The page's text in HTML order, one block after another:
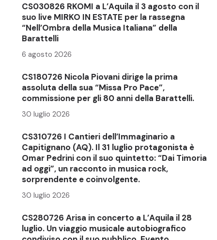
CS030826 RKOMI a L’Aquila il 3 agosto con il
suo live MIRKO IN ESTATE per la rassegna
“Nell’Ombra della Musica Italiana” della
Barattelli
6 agosto 2026
CS180726 Nicola Piovani dirige la prima
assoluta della sua “Missa Pro Pace”,
commissione per gli 80 anni della Barattelli.
30 luglio 2026
CS310726 I Cantieri dell’Immaginario a
Capitignano (AQ). Il 31 luglio protagonista è
Omar Pedrini con il suo quintetto: “Dai Timoria
ad oggi”, un racconto in musica rock,
sorprendente e coinvolgente.
30 luglio 2026
CS280726 Arisa in concerto a L’Aquila il 28
luglio. Un viaggio musicale autobiografico